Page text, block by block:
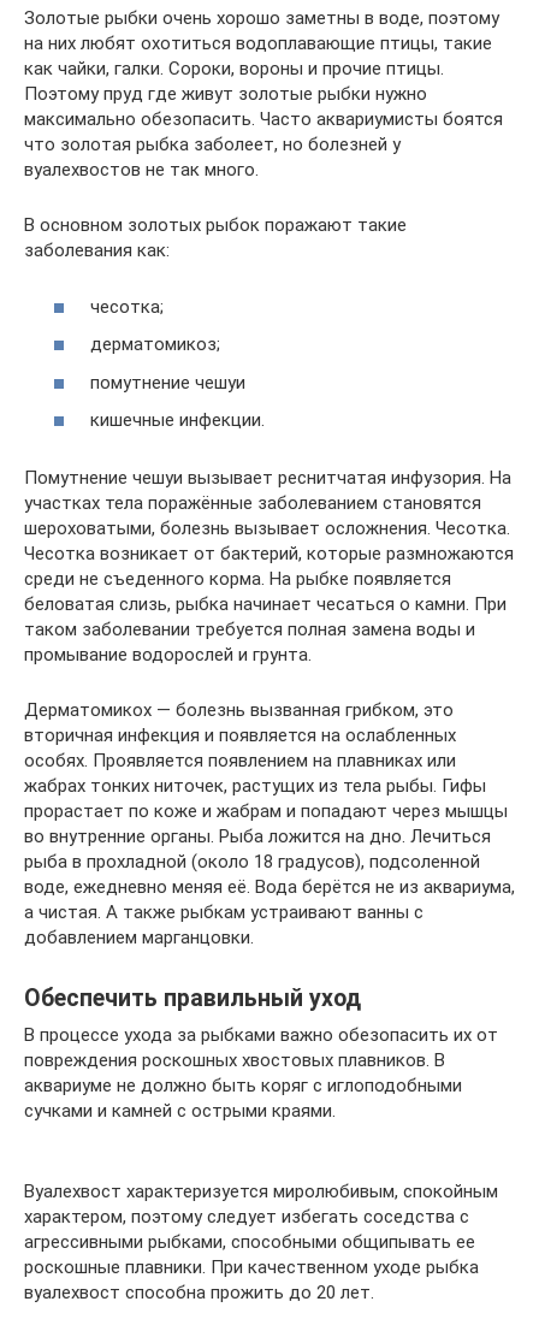
Золотые рыбки очень хорошо заметны в воде, поэтому
на них любят охотиться водоплавающие птицы, такие
как чайки, галки. Сороки, вороны и прочие птицы.
Поэтому пруд где живут золотые рыбки нужно
максимально обезопасить. Часто аквариумисты боятся
что золотая рыбка заболеет, но болезней у
вуалехвостов не так много.
В основном золотых рыбок поражают такие
заболевания как:
чесотка;
дерматомикоз;
помутнение чешуи
кишечные инфекции.
Помутнение чешуи вызывает реснитчатая инфузория. На
участках тела поражённые заболеванием становятся
шероховатыми, болезнь вызывает осложнения. Чесотка.
Чесотка возникает от бактерий, которые размножаются
среди не съеденного корма. На рыбке появляется
беловатая слизь, рыбка начинает чесаться о камни. При
таком заболевании требуется полная замена воды и
промывание водорослей и грунта.
Дерматомикох — болезнь вызванная грибком, это
вторичная инфекция и появляется на ослабленных
особях. Проявляется появлением на плавниках или
жабрах тонких ниточек, растущих из тела рыбы. Гифы
прорастает по коже и жабрам и попадают через мышцы
во внутренние органы. Рыба ложится на дно. Лечиться
рыба в прохладной (около 18 градусов), подсоленной
воде, ежедневно меняя её. Вода берётся не из аквариума,
а чистая. А также рыбкам устраивают ванны с
добавлением марганцовки.
Обеспечить правильный уход
В процессе ухода за рыбками важно обезопасить их от
повреждения роскошных хвостовых плавников. В
аквариуме не должно быть коряг с иглоподобными
сучками и камней с острыми краями.
Вуалехвост характеризуется миролюбивым, спокойным
характером, поэтому следует избегать соседства с
агрессивными рыбками, способными общипывать ее
роскошные плавники. При качественном уходе рыбка
вуалехвост способна прожить до 20 лет.